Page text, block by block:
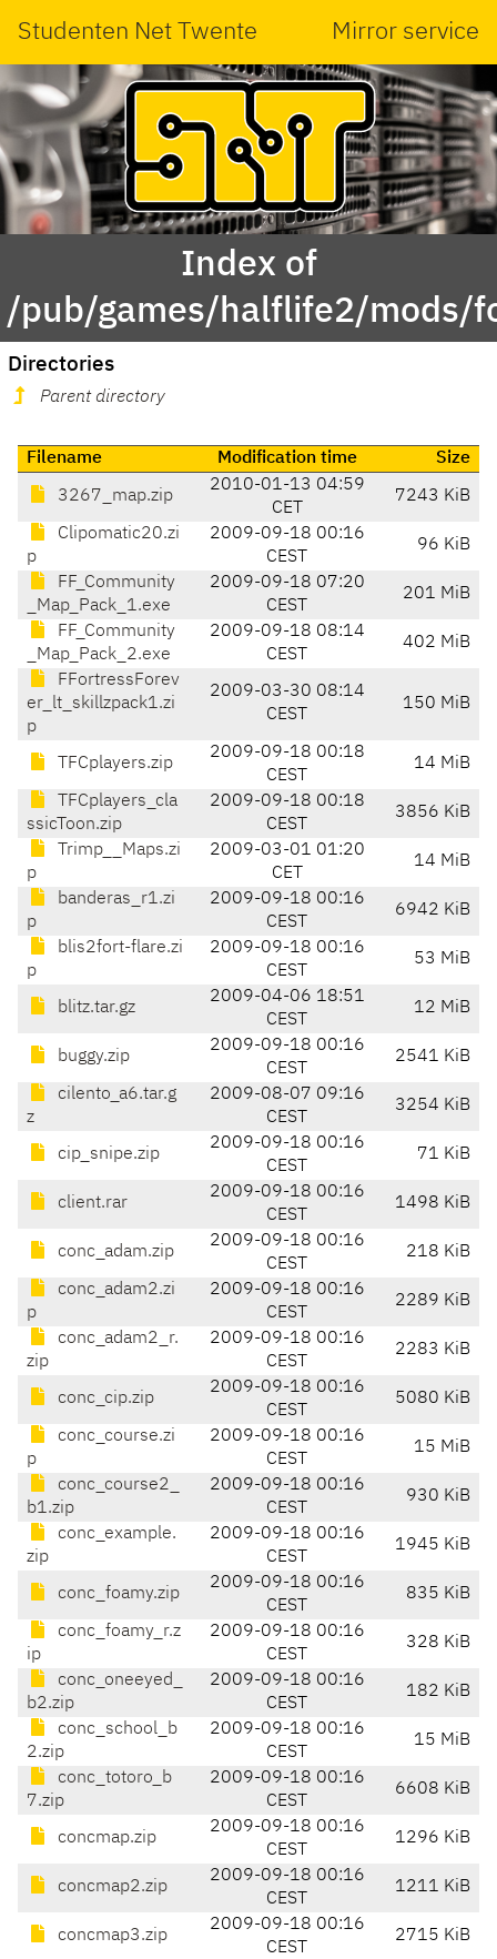
Studenten Net Twente Mirror service
Index of
/pub/games/halflife2/mods/
Directories
Parent directory
Filename Modification time Size
3267_map.zip
2010-01-13 04:59
CET
7243 KiB
Clipomatic20.zi
p
2009-09-18 00:16
CEST
96 KiB
FF_Community
_Map_Pack_1.exe
2009-09-18 07:20
CEST
201 MiB
FF_Community
_Map_Pack_2.exe
2009-09-18 08:14
CEST
402 MiB
FFortressForev
er_lt_skillzpack1.zi
p
2009-03-30 08:14
CEST
150 MiB
TFCplayers.zip
2009-09-18 00:18
CEST
14 MiB
TFCplayers_cla
ssicToon.zip
2009-09-18 00:18
CEST
3856 KiB
Trimp__Maps.zi
p
2009-03-01 01:20
CET
14 MiB
banderas_r1.zi
p
2009-09-18 00:16
CEST
6942 KiB
blis2fort-flare.zi
p
2009-09-18 00:16
CEST
53 MiB
blitz.tar.gz
2009-04-06 18:51
CEST
12 MiB
buggy.zip
2009-09-18 00:16
CEST
2541 KiB
cilento_a6.tar.g
z
2009-08-07 09:16
CEST
3254 KiB
cip_snipe.zip
2009-09-18 00:16
CEST
71 KiB
client.rar
2009-09-18 00:16
CEST
1498 KiB
conc_adam.zip
2009-09-18 00:16
CEST
218 KiB
conc_adam2.zi
p
2009-09-18 00:16
CEST
2289 KiB
conc_adam2_r.
zip
2009-09-18 00:16
CEST
2283 KiB
conc_cip.zip
2009-09-18 00:16
CEST
5080 KiB
conc_course.zi
p
2009-09-18 00:16
CEST
15 MiB
conc_course2_
b1.zip
2009-09-18 00:16
CEST
930 KiB
conc_example.
zip
2009-09-18 00:16
CEST
1945 KiB
conc_foamy.zip
2009-09-18 00:16
CEST
835 KiB
conc_foamy_r.z
ip
2009-09-18 00:16
CEST
328 KiB
conc_oneeyed_
b2.zip
2009-09-18 00:16
CEST
182 KiB
conc_school_b
2.zip
2009-09-18 00:16
CEST
15 MiB
conc_totoro_b
7.zip
2009-09-18 00:16
CEST
6608 KiB
concmap.zip
2009-09-18 00:16
CEST
1296 KiB
concmap2.zip
2009-09-18 00:16
CEST
1211 KiB
concmap3.zip
2009-09-18 00:16
CEST
2715 KiB